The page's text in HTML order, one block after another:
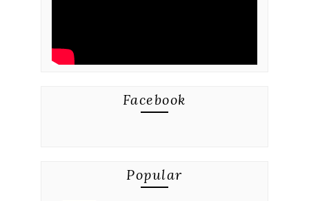
Facebook
Popular